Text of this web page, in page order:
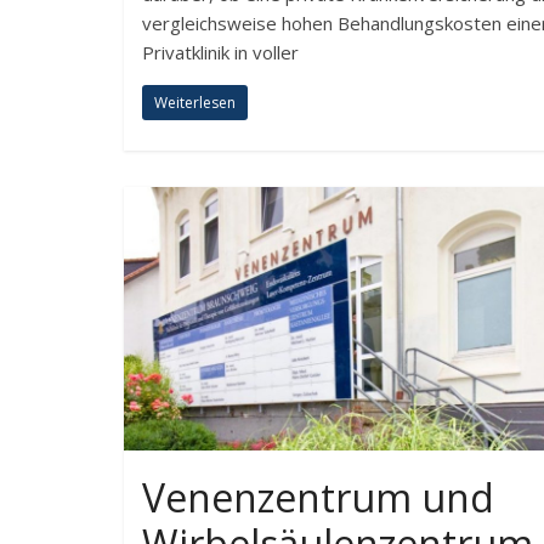
vergleichsweise hohen Behandlungskosten
Privatklinik in voller
Weiterlesen
Venenzentrum und